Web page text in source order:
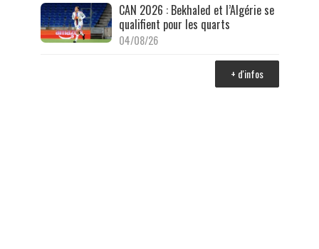
CAN 2026 : Bekhaled et l’Algérie se
qualifient pour les quarts
04/08/26
+ d'infos